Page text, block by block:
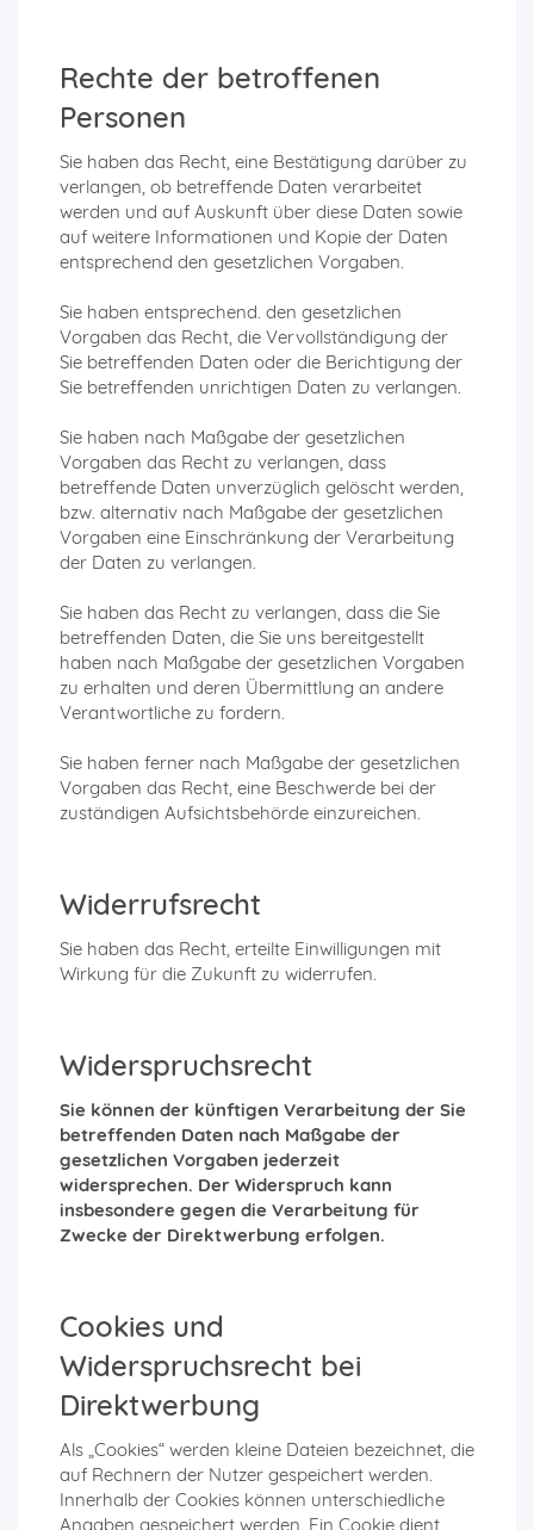
Rechte der betroffenen
Personen
Sie haben das Recht, eine Bestätigung darüber zu
verlangen, ob betreffende Daten verarbeitet
werden und auf Auskunft über diese Daten sowie
auf weitere Informationen und Kopie der Daten
entsprechend den gesetzlichen Vorgaben.
Sie haben entsprechend. den gesetzlichen
Vorgaben das Recht, die Vervollständigung der
Sie betreffenden Daten oder die Berichtigung der
Sie betreffenden unrichtigen Daten zu verlangen.
Sie haben nach Maßgabe der gesetzlichen
Vorgaben das Recht zu verlangen, dass
betreffende Daten unverzüglich gelöscht werden,
bzw. alternativ nach Maßgabe der gesetzlichen
Vorgaben eine Einschränkung der Verarbeitung
der Daten zu verlangen.
Sie haben das Recht zu verlangen, dass die Sie
betreffenden Daten, die Sie uns bereitgestellt
haben nach Maßgabe der gesetzlichen Vorgaben
zu erhalten und deren Übermittlung an andere
Verantwortliche zu fordern.
Sie haben ferner nach Maßgabe der gesetzlichen
Vorgaben das Recht, eine Beschwerde bei der
zuständigen Aufsichtsbehörde einzureichen.
Widerrufsrecht
Sie haben das Recht, erteilte Einwilligungen mit
Wirkung für die Zukunft zu widerrufen.
Widerspruchsrecht
Sie können der künftigen Verarbeitung der Sie
betreffenden Daten nach Maßgabe der
gesetzlichen Vorgaben jederzeit
widersprechen. Der Widerspruch kann
insbesondere gegen die Verarbeitung für
Zwecke der Direktwerbung erfolgen.
Cookies und
Widerspruchsrecht bei
Direktwerbung
Als „Cookies“ werden kleine Dateien bezeichnet, die
auf Rechnern der Nutzer gespeichert werden.
Innerhalb der Cookies können unterschiedliche
Angaben gespeichert werden. Ein Cookie dient